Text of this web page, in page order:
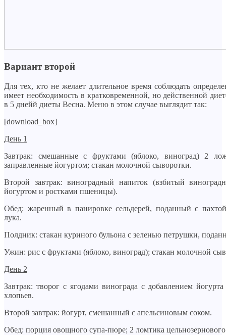
Вариант второй
Для тех, кто не желает длительное время соблюдать
имеет необходимость в кратковременной, но действенной
в 5 днейй диеты Весна. Меню в этом случае выглядит так:
[download_box]
День 1
Завтрак: смешанные с фруктами (яблоко, виноград) 2
заправленные йогуртом; стакан молочной сыворотки.
Второй завтрак: виноградный напиток (взбитый
йогуртом и ростками пшеницы).
Обед: жаренный в панировке сельдерей, поданный с
лука.
Полдник: стакан куриного бульона с зеленью петрушки,
Ужин: рис с фруктами (яблоко, виноград); стакан молочной
День 2
Завтрак: творог с ягодами винограда с добавлением
хлопьев.
Второй завтрак: йогурт, смешанный с апельсиновым соком.
Обед: порция овощного супа-пюре; 2 ломтика цельнозернового